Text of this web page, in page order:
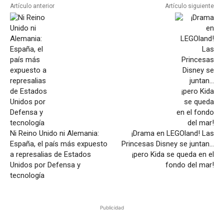
Artículo anterior
Ni Reino Unido ni Alemania:
España, el país más expuesto
a represalias de Estados
Unidos por Defensa y
tecnología
Artículo siguiente
¡Drama en LEGOland! Las
Princesas Disney se juntan…
¡pero Kida se queda en el
fondo del mar!
Publicidad